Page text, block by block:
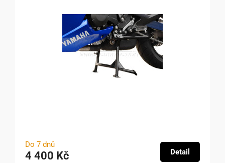
Do 7 dnů
4 400 Kč Detail